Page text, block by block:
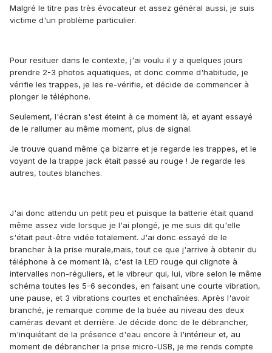
Malgré le titre pas très évocateur et assez général aussi, je suis
victime d'un problème particulier.
Pour resituer dans le contexte, j'ai voulu il y a quelques jours
prendre 2-3 photos aquatiques, et donc comme d'habitude, je
vérifie les trappes, je les re-vérifie, et décide de commencer à
plonger le téléphone.
Seulement, l'écran s'est éteint à ce moment là, et ayant essayé
de le rallumer au même moment, plus de signal.
Je trouve quand même ça bizarre et je regarde les trappes, et le
voyant de la trappe jack était passé au rouge ! Je regarde les
autres, toutes blanches.
J'ai donc attendu un petit peu et puisque la batterie était quand
même assez vide lorsque je l'ai plongé, je me suis dit qu'elle
s'était peut-être vidée totalement. J'ai donc essayé de le
brancher à la prise murale,mais, tout ce que j'arrive à obtenir du
téléphone à ce moment là, c'est la LED rouge qui clignote à
intervalles non-réguliers, et le vibreur qui, lui, vibre selon le même
schéma toutes les 5-6 secondes, en faisant une courte vibration,
une pause, et 3 vibrations courtes et enchaînées. Après l'avoir
branché, je remarque comme de la buée au niveau des deux
caméras devant et derrière. Je décide donc de le débrancher,
m'inquiétant de la présence d'eau encore à l'intérieur et, au
moment de débrancher la prise micro-USB, je me rends compte